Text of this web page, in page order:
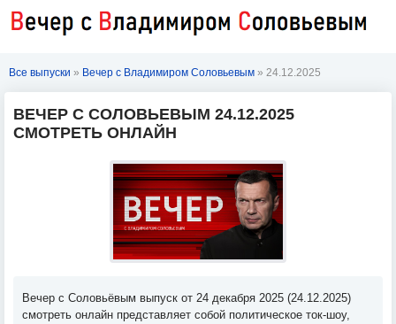
Все выпуски » Вечер с Владимиром Соловьевым » 24.12.2025
ВЕЧЕР С СОЛОВЬЕВЫМ 24.12.2025
СМОТРЕТЬ ОНЛАЙН
Вечер с Соловьёвым выпуск от 24 декабря 2025 (24.12.2025)
смотреть онлайн представляет собой политическое ток-шоу,